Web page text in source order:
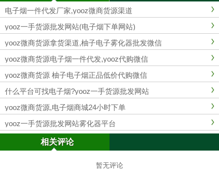
电子烟一件代发厂家,yooz微商货源渠道
yooz一手货源批发网站(电子烟下单网站)
yooz微商货源拿货渠道,柚子电子雾化器批发微信
yooz微商货源电子烟一件代发,yooz代购微信
yooz微商货源 柚子电子烟正品低价代购微信
什么平台可找电子烟?yooz一手货源批发网站
yooz微商货源,电子烟商城24小时下单
yooz一手货源批发网站雾化器平台
相关评论
暂无评论